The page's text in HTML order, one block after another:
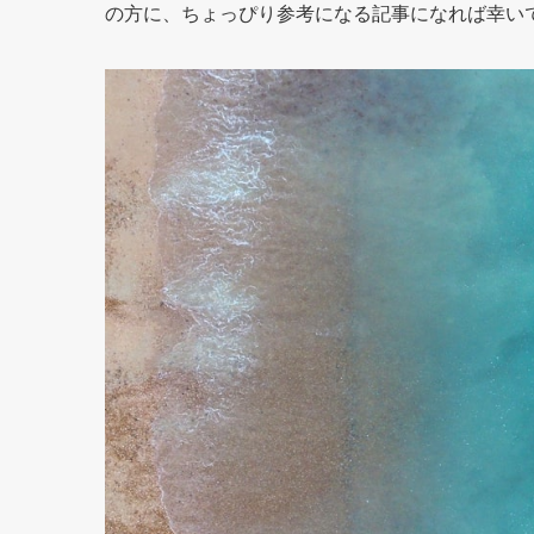
の方に、ちょっぴり参考になる記事になれば幸い